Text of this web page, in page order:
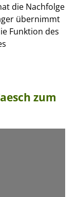
die Nachfolge
übernimmt
Funktion des
zum